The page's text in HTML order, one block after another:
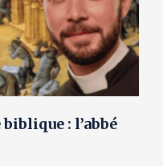
: l’abbé